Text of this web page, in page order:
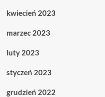
kwiecień 2023
marzec 2023
luty 2023
styczeń 2023
grudzień 2022